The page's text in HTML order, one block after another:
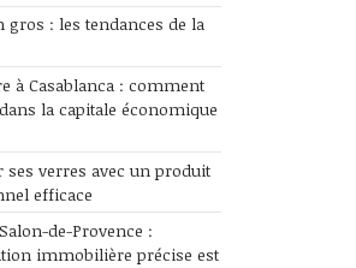
gros : les tendances de la
à Casablanca : comment
la capitale économique
ses verres avec un produit
efficace
de-Provence :
immobilière précise est